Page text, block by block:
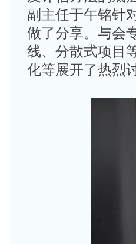
副主任于午铭针
做了分享。与会
线、分散式项目
化等展开了热烈